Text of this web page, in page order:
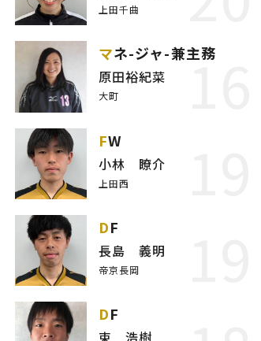
上田千曲
16
マネ-ジャ-兼主務
原田裕紀菜
大町
FW
小林 瞭介
上田西
DF
長島 義明
帝京長岡
DF